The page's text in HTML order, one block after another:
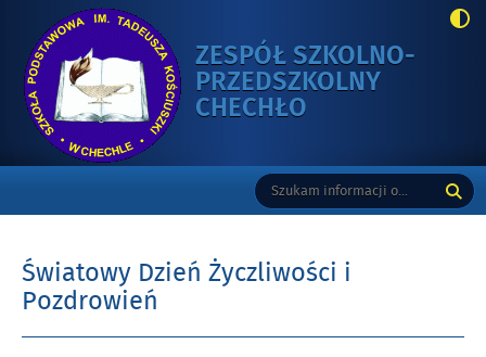
ZESPÓŁ SZKOLNO-
PRZEDSZKOLNY
CHECHŁO
DZIEŃ
ŻYCZLIWOŚCI
I
Wyszukiwarka
Tutaj
wpisz
szukaną
Światowy Dzień Życzliwości i
Pozdrowień